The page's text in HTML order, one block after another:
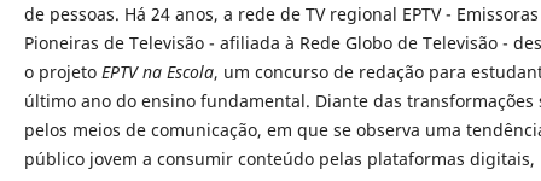
de pessoas. Há 24 anos, a rede de TV regional EPTV - Emissoras
Pioneiras de Televisão - afiliada à Rede Globo de Televisão -
o projeto EPTV na Escola, um concurso de redação para
último ano do ensino fundamental. Diante das transformações
pelos meios de comunicação, em que se observa uma
público jovem a consumir conteúdo pelas plataformas digitais,